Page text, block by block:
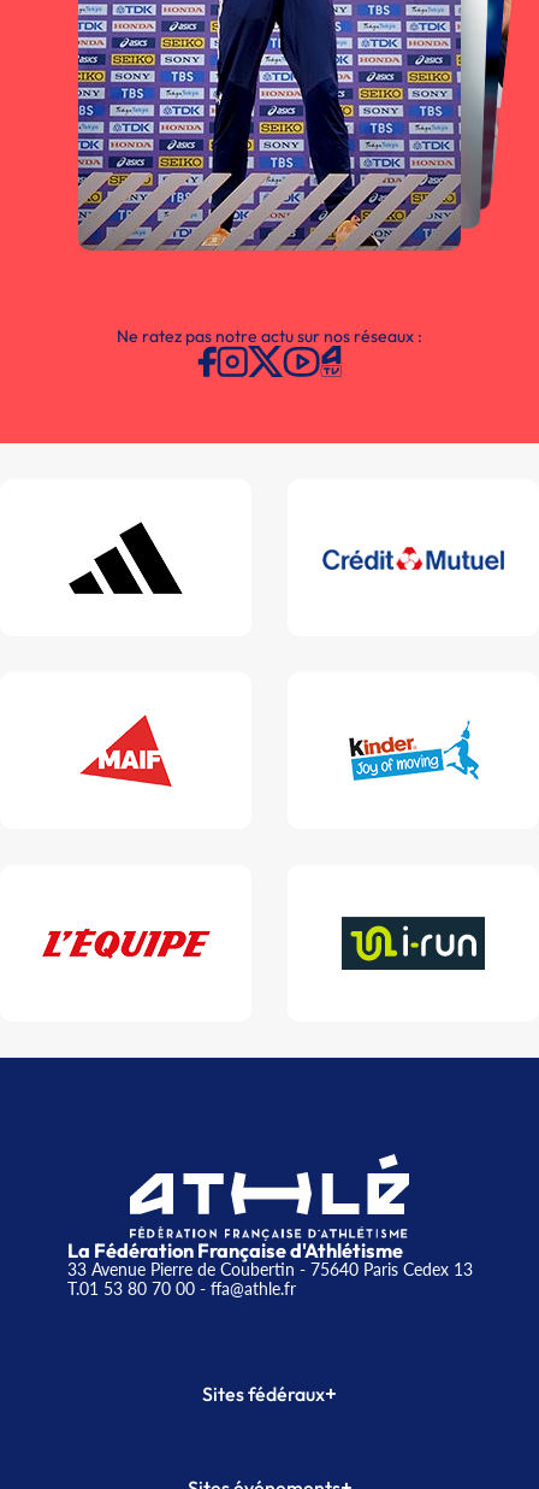
Ne ratez pas notre actu sur nos réseaux :
La Fédération Française d'Athlétisme
33 Avenue Pierre de Coubertin - 75640 Paris Cedex 13
T.01 53 80 70 00- ffa@athle.fr
Sites fédéraux+